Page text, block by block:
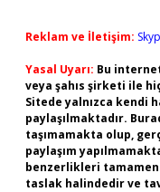
Reklam ve İletişim:
Yasal Uyarı: Bu
veya şahıs şirketi ile
Sitede yalnızca kendi
paylaşılmaktadır.
taşımamakta olup,
paylaşım
benzerlikleri
taslak halindedir ve